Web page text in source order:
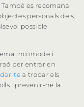
es recomana
personals dels
possible
incòmode i
per entrar en
te a trobar els
i prevenir-ne la